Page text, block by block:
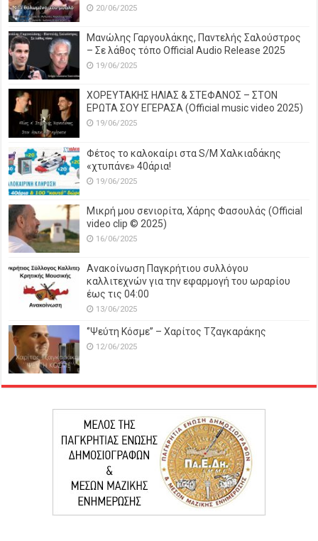
20/06/2025
Μανώλης Γαργουλάκης, Παντελής Σαλούστρος
– Σε λάθος τόπο Official Audio Release 2025
19/06/2025
ΧΟΡΕΥΤΑΚΗΣ ΗΛΙΑΣ & ΣΤΕΦΑΝΟΣ – ΣΤΟΝ
ΕΡΩΤΑ ΣΟΥ ΕΓΕΡΑΣΑ (Official music video 2025)
19/06/2025
Φέτος το καλοκαίρι στα S/M Χαλκιαδάκης
«χτυπάνε» 40άρια!
19/06/2025
Μικρή μου σενιορίτα, Χάρης Φασουλάς (Official
video clip © 2025)
16/06/2025
Ανακοίνωση Παγκρήτιου συλλόγου
καλλιτεχνών για την εφαρμογή του ωραρίου
έως τις 04:00
13/06/2025
‘’Ψεύτη Κόσμε’’ – Χαρίτος Τζαγκαράκης
12/06/2025